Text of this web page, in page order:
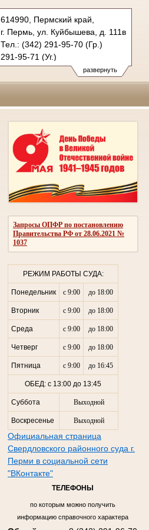
развернуть
614990, Пермский край,
г. Пермь, ул. Куйбышева, д. 111в
Тел.: (342) 291-95-70 (Гр.)
291-95-71 (Уг.)
291-95-73 (Коап.)
sverdlovsky.perm@sudrf.ru
Запросы ОПФР по постановлению
Правительства РФ от 28.06.2021 №
1037
РЕЖИМ РАБОТЫ СУДА:
Понедельник с 9:00 до 18:00
Вторник с 9:00 до 18:00
Среда с 9:00 до 18:00
Четверг с 9:00 до 18:00
Пятница с 9:00 до 16:45
ОБЕД: с 13:00 до 13:45
Суббота Выходной
Воскресенье Выходной
Официальная страница
Свердловского районного суда г.
Перми в социальной сети
"ВКонтакте"
ТЕЛЕФОНЫ
по которым можно получить
информацию справочного характера